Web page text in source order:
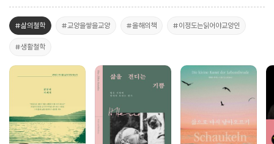
#삶의철학 #교양을쌓을교양 #올해의책 #이정도는읽어야교양인
#생활철학